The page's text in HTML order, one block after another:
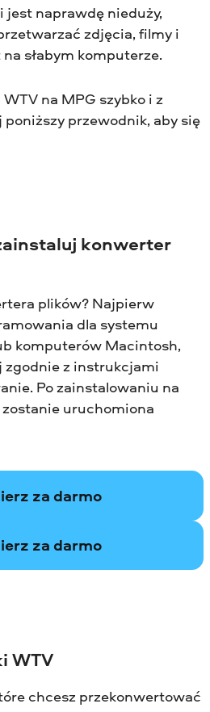
naprawdę nieduży,
zdjęcia, filmy i
słabym komputerze.
na MPG szybko i z
przewodnik, aby się
konwerter
plików? Najpierw
dla systemu
komputerów Macintosh,
z instrukcjami
Po zainstalowaniu na
uruchomiona
za darmo
za darmo
WTV
chcesz przekonwertować